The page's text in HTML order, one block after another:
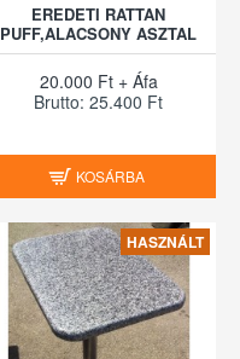
EREDETI RATTAN
PUFF,ALACSONY ASZTAL
20.000 Ft + Áfa
Brutto: 25.400 Ft
KOSÁRBA
HASZNÁLT